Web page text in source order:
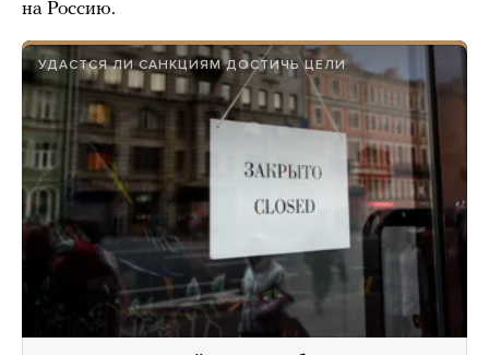
на Россию.
УДАСТСЯ ЛИ САНКЦИЯМ ДОСТИЧЬ ЦЕЛИ